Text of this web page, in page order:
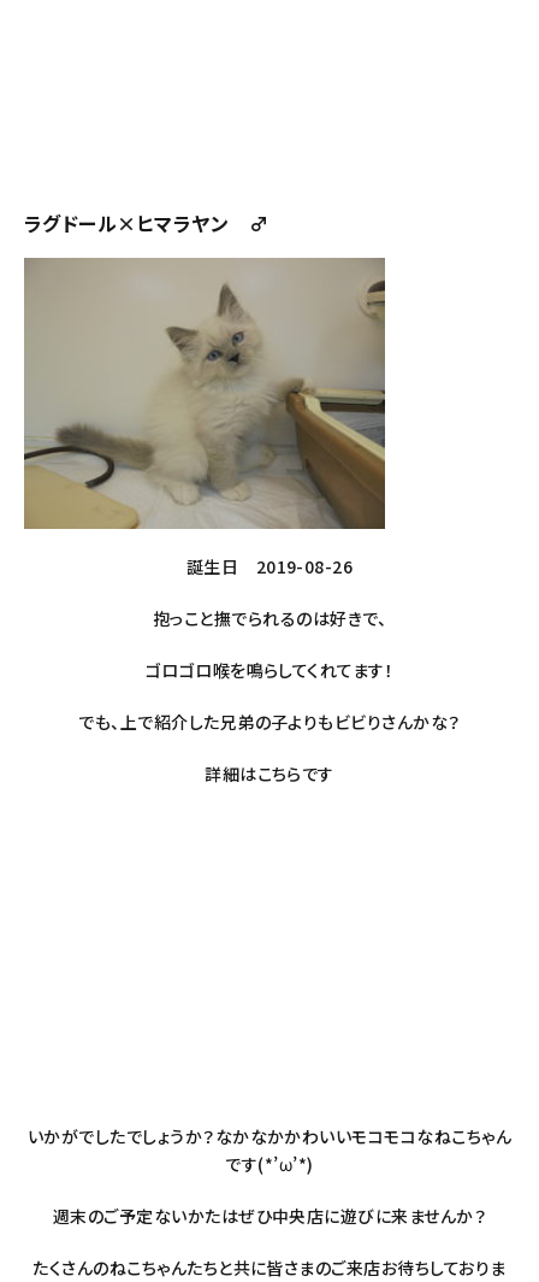
ラグドール×ヒマラヤン ♂
誕生日 2019-08-26
抱っこと撫でられるのは好きで、
ゴロゴロ喉を鳴らしてくれてます！
でも、上で紹介した兄弟の子よりもビビりさんかな？
詳細はこちらです
いかがでしたでしょうか？なかなかかわいいモコモコなねこちゃん
です(*’ω’*)
週末のご予定ないかたはぜひ中央店に遊びに来ませんか？
たくさんのねこちゃんたちと共に皆さまのご来店お待ちしておりま